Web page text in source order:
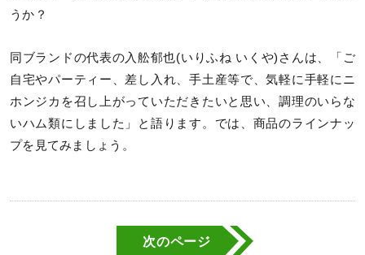
うか？
同ブランドの代表の入舩郁也(いりふね いくや)さんは、「ご
自宅やパーティー、差し入れ、手土産等で、気軽に手軽にニ
ホンジカを召し上がっていただきたいと思い、調理のいらな
いハム類にしました」と語ります。では、商品のラインナッ
プを見てみましょう。
次のページ